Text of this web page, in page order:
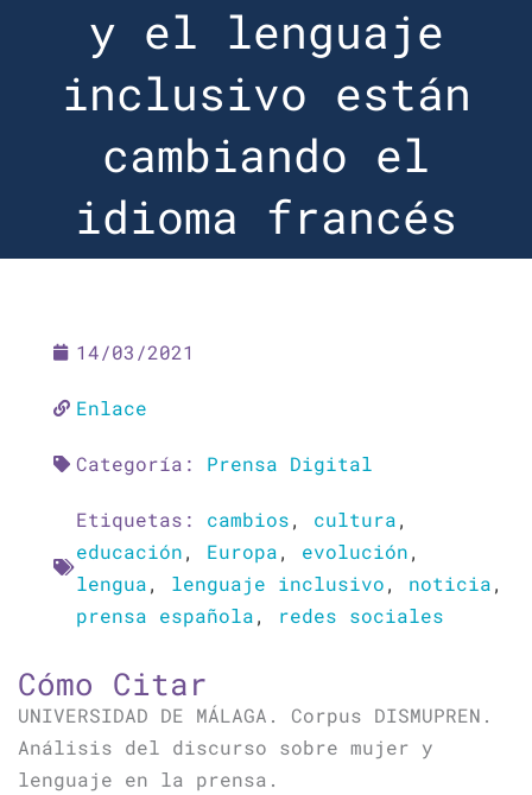
y el lenguaje
inclusivo están
cambiando el
idioma francés
14/03/2021
Enlace
Categoría: Prensa Digital
Etiquetas: cambios, cultura,
educación, Europa, evolución,
lengua, lenguaje inclusivo, noticia,
prensa española, redes sociales
Cómo Citar
UNIVERSIDAD DE MÁLAGA. Corpus DISMUPREN.
Análisis del discurso sobre mujer y
lenguaje en la prensa.